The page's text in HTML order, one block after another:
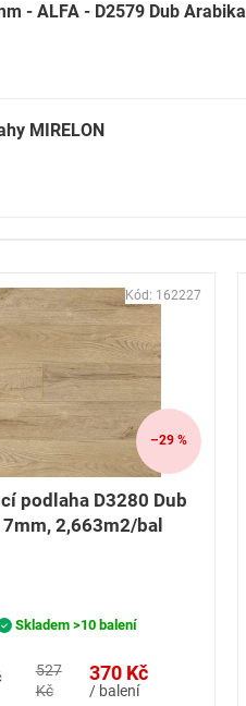
- ALFA - D2579 Dub Arabika
MIRELON
–29 %
podlaha D3280 Dub
2,663m2/bal
527
Kč
370 Kč
/ balení
Skladem >10 balení
Kód: 162227